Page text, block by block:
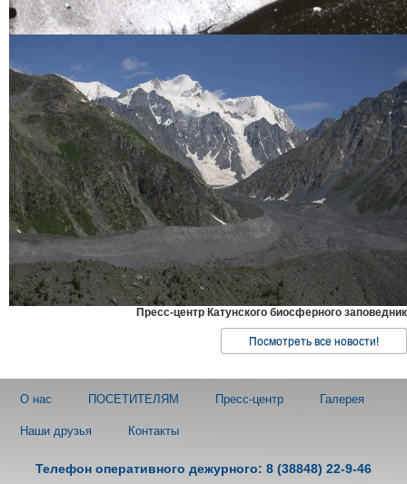
Пресс-центр Катунского биосферного
Посмотреть все новости!
О нас ПОСЕТИТЕЛЯМ Пресс-центр Галерея
Наши друзья Контакты
Телефон оперативного дежурного: 8 (38848) 22-9-46